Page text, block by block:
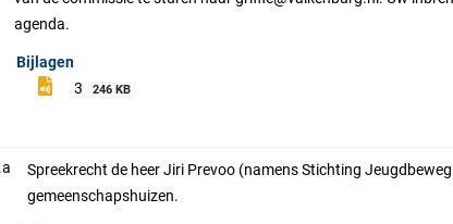
agenda.
Bijlagen
3
246 KB
Spreekrecht de heer Jiri Prevoo (namens Stichting
gemeenschapshuizen.